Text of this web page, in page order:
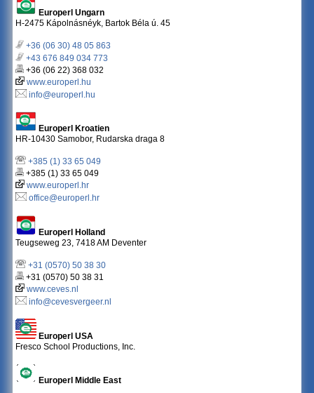
Europerl Ungarn
H-2475 Kápolnásnéyk, Bartok Béla ú. 45
+36 (06 30) 48 05 863
+43 676 849 034 773
+36 (06 22) 368 032
www.europerl.hu
info@europerl.hu
Europerl Kroatien
HR-10430 Samobor, Rudarska draga 8
+385 (1) 33 65 049
+385 (1) 33 65 049
www.europerl.hr
office@europerl.hr
Europerl Holland
Teugseweg 23, 7418 AM Deventer
+31 (0570) 50 38 30
+31 (0570) 50 38 31
www.ceves.nl
info@cevesvergeer.nl
Europerl USA
Fresco School Productions, Inc.
Europerl Middle East